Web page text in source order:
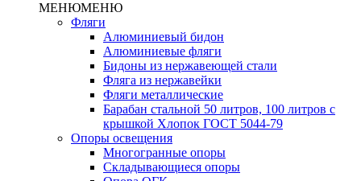
МЕНЮМЕНЮ
Фляги
Алюминиевый бидон
Алюминиевые фляги
Бидоны из нержавеющей стали
Фляга из нержавейки
Фляги металлические
Барабан стальной 50 литров, 100 литров с
крышкой Хлопок ГОСТ 5044-79
Опоры освещения
Многогранные опоры
Складывающиеся опоры